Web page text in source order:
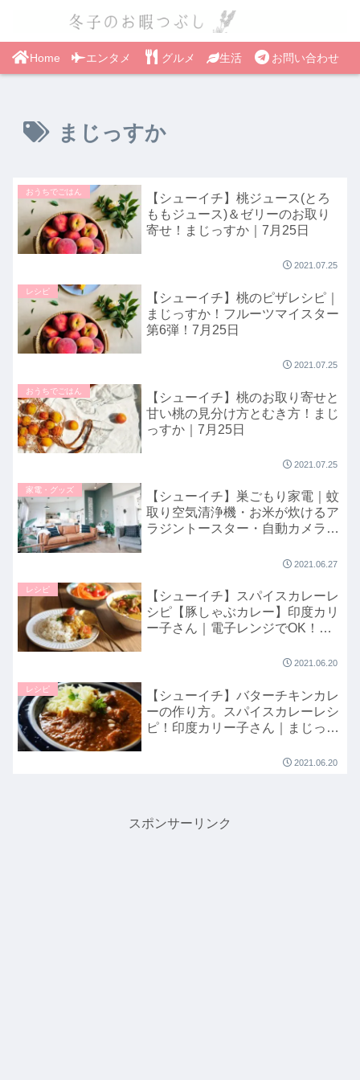
Home エンタメ グルメ 生活 お問い合わせ
まじっすか
おうちでごはん
【シューイチ】桃ジュース(とろ
ももジュース)＆ゼリーのお取り
寄せ！まじっすか｜7月25日
2021.07.25
レシピ
【シューイチ】桃のピザレシピ｜
まじっすか！フルーツマイスター
第6弾！7月25日
2021.07.25
おうちでごはん
【シューイチ】桃のお取り寄せと
甘い桃の見分け方とむき方！まじ
っすか｜7月25日
2021.07.25
家電・グッズ
【シューイチ】巣ごもり家電｜蚊
取り空気清浄機・お米が炊けるア
ラジントースター・自動カメラな
2021.06.27
レシピ
【シューイチ】スパイスカレーレ
シピ【豚しゃぶカレー】印度カリ
ー子さん｜電子レンジでOK！ま
2021.06.20
レシピ
【シューイチ】バターチキンカレ
ーの作り方。スパイスカレーレシ
ピ！印度カリー子さん｜まじっす
2021.06.20
スポンサーリンク